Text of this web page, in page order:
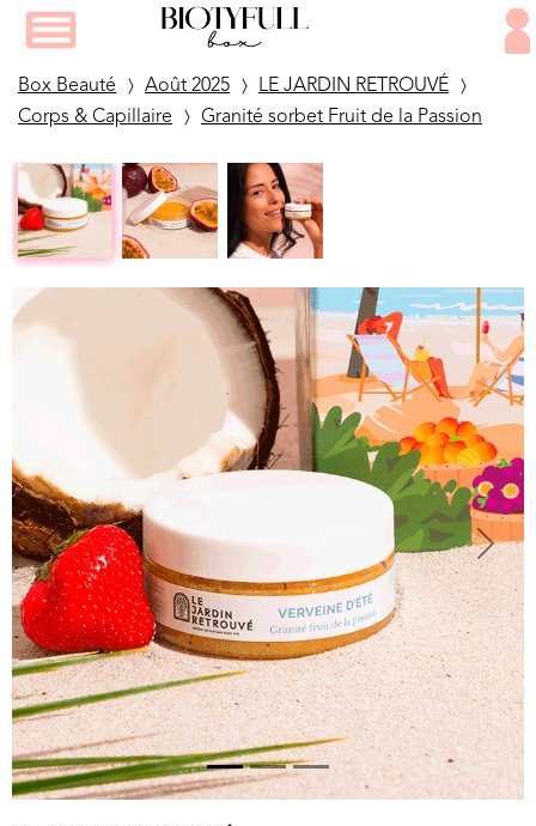
Box Beauté Août 2025
LE JARDIN RETROUVÉ
Corps & Capillaire
Granité sorbet Fruit de la Passion
Previous Next